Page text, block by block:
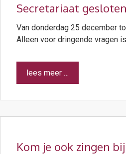
Secretariaat
Van donderdag 25 december
Alleen voor dringende vragen
lees meer …
Kom je ook zingen